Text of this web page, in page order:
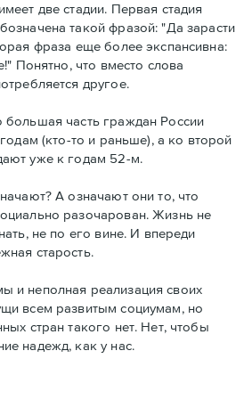
две стадии. Первая стадия
такой фразой: "Да зарасти
фраза еще более экспансивна:
Понятно, что вместо слова
другое.
большая часть граждан России
(кто-то и раньше), а ко второй
уже к годам 52-м.
А означают они то, что
разочарован. Жизнь не
не по его вине. И впереди
старость.
и неполная реализация своих
всем развитым социумам, но
стран такого нет. Нет, чтобы
надежд, как у нас.